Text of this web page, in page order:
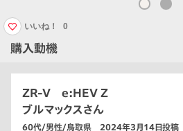
購入動機
いいね！ 0
ZR-V e:HEV Z
ブルマックスさん
60代/男性/鳥取県 2024年3月14日投稿